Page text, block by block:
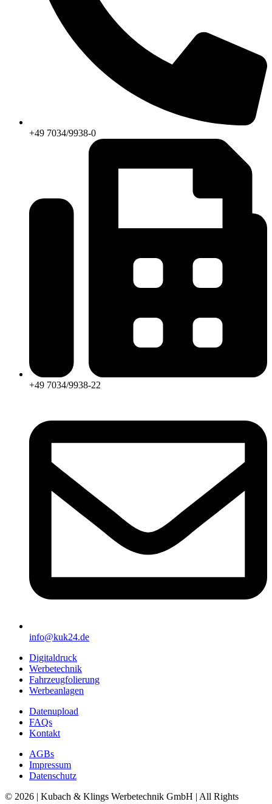
+49 7034/9938-0
+49 7034/9938-22
info@kuk24.de
Digitaldruck
Werbetechnik
Fahrzeugfolierung
Werbeanlagen
Datenupload
FAQs
Kontakt
AGBs
Impressum
Datenschutz
© 2026 | Kubach & Klings Werbetechnik GmbH | All Rights